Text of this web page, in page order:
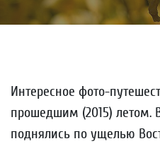
Интересное фото-
прошедшим (2015) летом.
поднялись по ущелью